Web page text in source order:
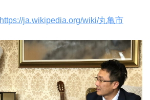
https://ja.wikipedia.org/wiki/丸亀市